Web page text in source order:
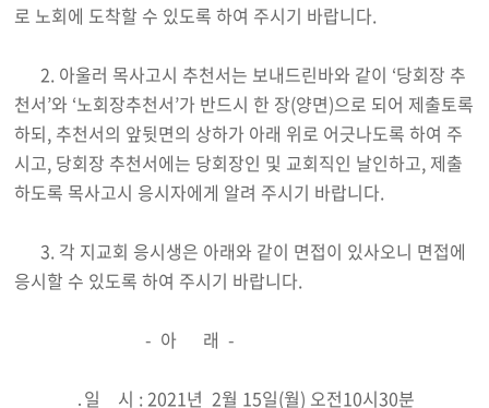
로 노회에 도착할 수 있도록 하여 주시기 바랍니다.
2. 아울러 목사고시 추천서는 보내드린바와 같이 ‘당회장 추
천서’와 ‘노회장추천서’가 반드시 한 장(양면)으로 되어 제출토록
하되, 추천서의 앞뒷면의 상하가 아래 위로 어긋나도록 하여 주
시고, 당회장 추천서에는 당회장인 및 교회직인 날인하고, 제출
하도록 목사고시 응시자에게 알려 주시기 바랍니다.
3. 각 지교회 응시생은 아래와 같이 면접이 있사오니 면접에
응시할 수 있도록 하여 주시기 바랍니다.
- 아 래 -
․일 시 : 2021년 2월 15일(월) 오전10시30분